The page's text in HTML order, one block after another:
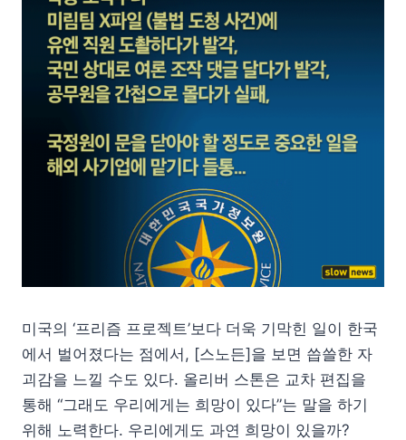
미국의 ‘프리즘 프로젝트’보다 더욱 기막힌 일이 한국
에서 벌어졌다는 점에서, [스노든]을 보면 씁쓸한 자
괴감을 느낄 수도 있다. 올리버 스톤은 교차 편집을
통해 “그래도 우리에게는 희망이 있다”는 말을 하기
위해 노력한다. 우리에게도 과연 희망이 있을까?